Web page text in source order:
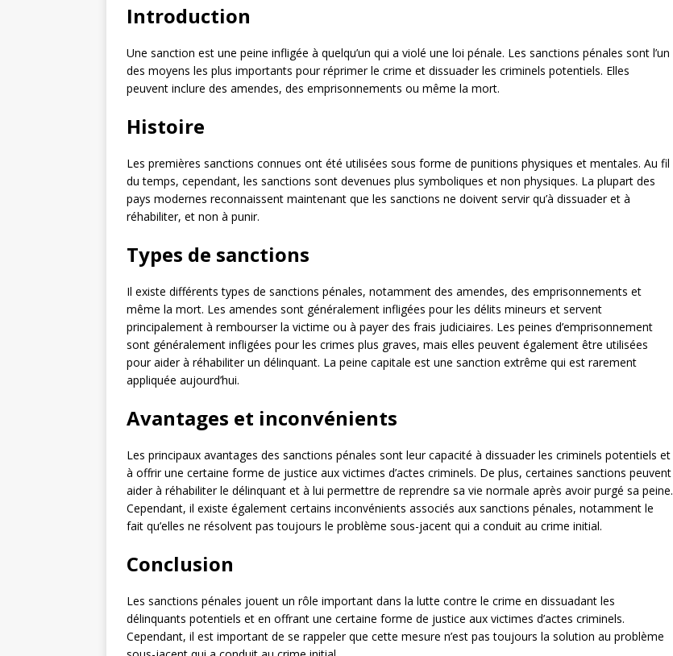
Introduction
Une sanction est une peine infligée à quelqu’un qui a violé une loi pénale. Les sanctions pénales sont l’un
des moyens les plus importants pour réprimer le crime et dissuader les criminels potentiels. Elles
peuvent inclure des amendes, des emprisonnements ou même la mort.
Histoire
Les premières sanctions connues ont été utilisées sous forme de punitions physiques et mentales. Au fil
du temps, cependant, les sanctions sont devenues plus symboliques et non physiques. La plupart des
pays modernes reconnaissent maintenant que les sanctions ne doivent servir qu’à dissuader et à
réhabiliter, et non à punir.
Types de sanctions
Il existe différents types de sanctions pénales, notamment des amendes, des emprisonnements et
même la mort. Les amendes sont généralement infligées pour les délits mineurs et servent
principalement à rembourser la victime ou à payer des frais judiciaires. Les peines d’emprisonnement
sont généralement infligées pour les crimes plus graves, mais elles peuvent également être utilisées
pour aider à réhabiliter un délinquant. La peine capitale est une sanction extrême qui est rarement
appliquée aujourd’hui.
Avantages et inconvénients
Les principaux avantages des sanctions pénales sont leur capacité à dissuader les criminels potentiels et
à offrir une certaine forme de justice aux victimes d’actes criminels. De plus, certaines sanctions peuvent
aider à réhabiliter le délinquant et à lui permettre de reprendre sa vie normale après avoir purgé sa peine.
Cependant, il existe également certains inconvénients associés aux sanctions pénales, notamment le
fait qu’elles ne résolvent pas toujours le problème sous-jacent qui a conduit au crime initial.
Conclusion
Les sanctions pénales jouent un rôle important dans la lutte contre le crime en dissuadant les
délinquants potentiels et en offrant une certaine forme de justice aux victimes d’actes criminels.
Cependant, il est important de se rappeler que cette mesure n’est pas toujours la solution au problème